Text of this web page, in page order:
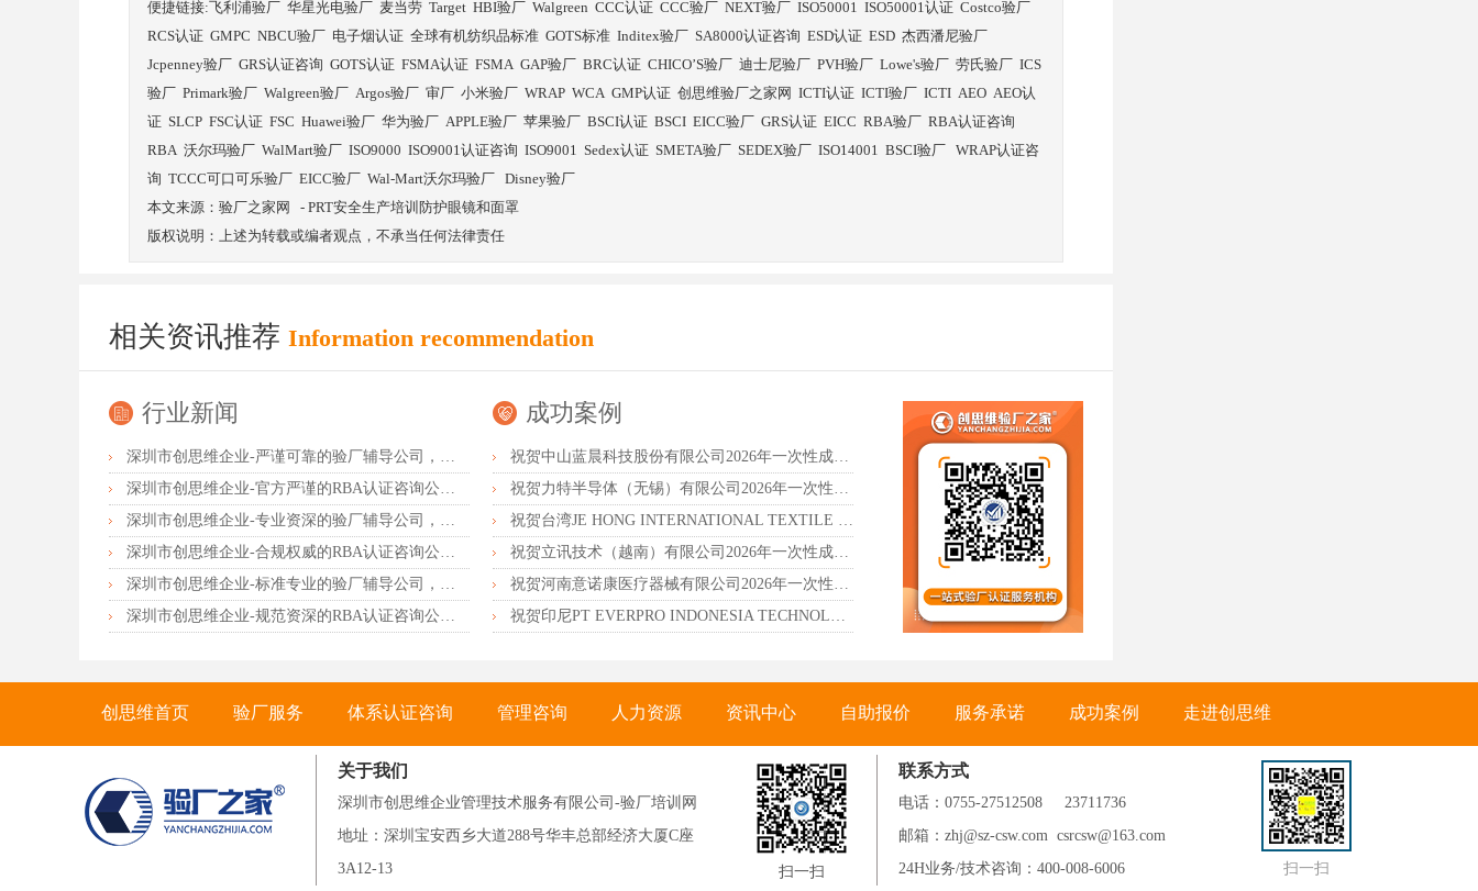
便捷链接:飞利浦验厂 华星光电验厂 麦当劳 Target HBI验厂 Walgreen CCC认证 CCC验厂 NEXT验厂 ISO50001 ISO50001认证 Costco验厂
RCS认证 GMPC NBCU验厂 电子烟认证 全球有机纺织品标准 GOTS标准 Inditex验厂 SA8000认证咨询 ESD认证 ESD 杰西潘尼验厂
Jcpenney验厂 GRS认证咨询 GOTS认证 FSMA认证 FSMA GAP验厂 BRC认证 CHICO’S验厂 迪士尼验厂 PVH验厂 Lowe's验厂 劳氏验厂 ICS
验厂 Primark验厂 Walgreen验厂 Argos验厂 审厂 小米验厂 WRAP WCA GMP认证 创思维验厂之家网 ICTI认证 ICTI验厂 ICTI AEO AEO认
证 SLCP FSC认证 FSC Huawei验厂 华为验厂 APPLE验厂 苹果验厂 BSCI认证 BSCI EICC验厂 GRS认证 EICC RBA验厂 RBA认证咨询
RBA 沃尔玛验厂 WalMart验厂 ISO9000 ISO9001认证咨询 ISO9001 Sedex认证 SMETA验厂 SEDEX验厂 ISO14001 BSCI验厂 WRAP认证咨
询 TCCC可口可乐验厂 EICC验厂 Wal-Mart沃尔玛验厂 Disney验厂
本文来源： 验厂之家网 - PRT安全生产培训防护眼镜和面罩
版权说明：上述为转载或编者观点，不承当任何法律责任
相关资讯推荐 Information recommendation
行业新闻
深圳市创思维企业-严谨可靠的验厂辅导公司，行业首选真诚力荐
深圳市创思维企业-官方严谨的RBA认证咨询公司，业内首选诚挚推荐
深圳市创思维企业-专业资深的验厂辅导公司，实力首选客户力荐
深圳市创思维企业-合规权威的RBA认证咨询公司，口碑首选强烈推荐
深圳市创思维企业-标准专业的验厂辅导公司，企业首选倾情力荐
深圳市创思维企业-规范资深的RBA认证咨询公司，客户首选由衷推荐
成功案例
祝贺中山蓝晨科技股份有限公司2026年一次性成功通过BSCI验厂-B级
祝贺力特半导体（无锡）有限公司2026年一次性成功通过RBA-VAP认证审核并取得170.2分
祝贺台湾JE HONG INTERNATIONAL TEXTILE CO., LTD 2026年一次性成功通过GRS认证
祝贺立讯技术（越南）有限公司2026年一次性成功通过RBA-VAP审核获得金牌评级！
祝贺河南意诺康医疗器械有限公司2026年一次性成功通过GMP认证
祝贺印尼PT EVERPRO INDONESIA TECHNOLOGIES公司2026年一次性成功通过RBA-VAP审核
创思维首页 验厂服务 体系认证咨询 管理咨询 人力资源 资讯中心 自助报价 服务承诺 成功案例 走进创思维
联系创思维
扫一扫
关于我们
深圳市创思维企业管理技术服务有限公司-验厂培训网
地址：深圳宝安西乡大道288号华丰总部经济大厦C座
3A12-13
扫一扫
联系方式
电话：0755-27512508
23711736
邮箱：zhj@sz-csw.com csrcsw@163.com
24H业务/技术咨询：400-008-6006